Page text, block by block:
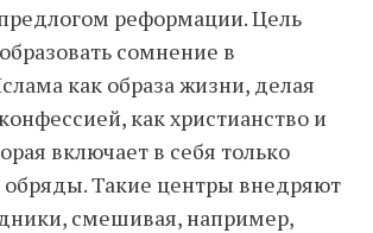
реформации. Цель
сомнение в
как образа жизни, делая
как христианство и
включает в себя только
Такие центры внедряют
смешивая, например,